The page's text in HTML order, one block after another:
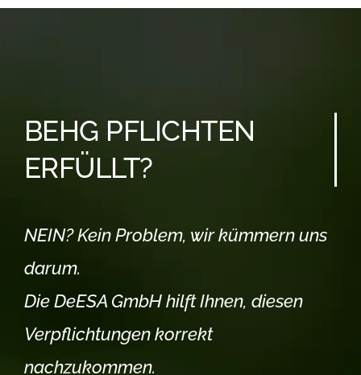
BEHG PFLICHTEN
ERFÜLLT?
NEIN? Kein Problem, wir kümmern uns
darum.
Die DeESA GmbH hilft Ihnen, diesen
Verpflichtungen korrekt
nachzukommen.